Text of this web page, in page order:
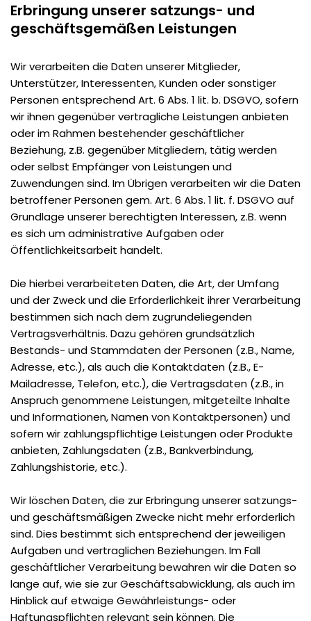
Erbringung unserer satzungs- und
geschäftsgemäßen Leistungen
Wir verarbeiten die Daten unserer Mitglieder,
Unterstützer, Interessenten, Kunden oder sonstiger
Personen entsprechend Art. 6 Abs. 1 lit. b. DSGVO, sofern
wir ihnen gegenüber vertragliche Leistungen anbieten
oder im Rahmen bestehender geschäftlicher
Beziehung, z.B. gegenüber Mitgliedern, tätig werden
oder selbst Empfänger von Leistungen und
Zuwendungen sind. Im Übrigen verarbeiten wir die Daten
betroffener Personen gem. Art. 6 Abs. 1 lit. f. DSGVO auf
Grundlage unserer berechtigten Interessen, z.B. wenn
es sich um administrative Aufgaben oder
Öffentlichkeitsarbeit handelt.
Die hierbei verarbeiteten Daten, die Art, der Umfang
und der Zweck und die Erforderlichkeit ihrer Verarbeitung
bestimmen sich nach dem zugrundeliegenden
Vertragsverhältnis. Dazu gehören grundsätzlich
Bestands- und Stammdaten der Personen (z.B., Name,
Adresse, etc.), als auch die Kontaktdaten (z.B., E-
Mailadresse, Telefon, etc.), die Vertragsdaten (z.B., in
Anspruch genommene Leistungen, mitgeteilte Inhalte
und Informationen, Namen von Kontaktpersonen) und
sofern wir zahlungspflichtige Leistungen oder Produkte
anbieten, Zahlungsdaten (z.B., Bankverbindung,
Zahlungshistorie, etc.).
Wir löschen Daten, die zur Erbringung unserer satzungs-
und geschäftsmäßigen Zwecke nicht mehr erforderlich
sind. Dies bestimmt sich entsprechend der jeweiligen
Aufgaben und vertraglichen Beziehungen. Im Fall
geschäftlicher Verarbeitung bewahren wir die Daten so
lange auf, wie sie zur Geschäftsabwicklung, als auch im
Hinblick auf etwaige Gewährleistungs- oder
Haftungspflichten relevant sein können. Die